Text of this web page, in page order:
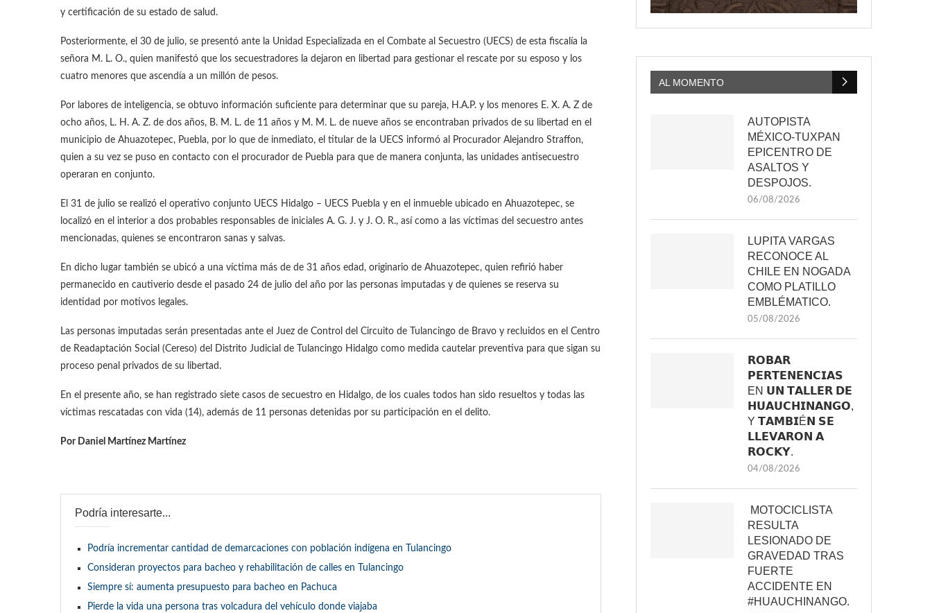
y certificación de su estado de salud.
Posteriormente, el 30 de julio, se presentó ante la Unidad Especializada en el Combate al Secuestro (UECS) de esta fiscalía la
señora M. L. O., quien manifestó que los secuestradores la dejaron en libertad para gestionar el rescate por su esposo y los
cuatro menores que ascendía a un millón de pesos.
Por labores de inteligencia, se obtuvo información suficiente para determinar que su pareja, H.A.P. y los menores E. X. A. Z de
ocho años, L. H. A. Z. de dos años, B. M. L. de 11 años y M. M. L. de nueve años se encontraban privados de su libertad en el
municipio de Ahuazotepec, Puebla, por lo que de inmediato, el titular de la UECS informó al Procurador Alejandro Straffon,
quien a su vez se puso en contacto con el procurador de Puebla para que de manera conjunta, las unidades antisecuestro
operaran en conjunto.
El 31 de julio se realizó el operativo conjunto UECS Hidalgo – UECS Puebla y en el inmueble ubicado en Ahuazotepec, se
localizó en el interior a dos probables responsables de iniciales A. G. J. y J. O. R., así como a las víctimas del secuestro antes
mencionadas, quienes se encontraron sanas y salvas.
En dicho lugar también se ubicó a una víctima más de de 31 años edad, originario de Ahuazotepec, quien refirió haber
permanecido en cautiverio desde el pasado 24 de julio del año por las personas imputadas y de quienes se reserva su
identidad por motivos legales.
Las personas imputadas serán presentadas ante el Juez de Control del Circuito de Tulancingo de Bravo y recluidos en el Centro
de Readaptación Social (Cereso) del Distrito Judicial de Tulancingo Hidalgo como medida cautelar preventiva para que sigan su
proceso penal privados de su libertad.
En el presente año, se han registrado siete casos de secuestro en Hidalgo, de los cuales todos han sido resueltos y todas las
víctimas rescatadas con vida (14), además de 11 personas detenidas por su participación en el delito.
Por Daniel Martínez Martínez
Podría interesarte...
Podría incrementar cantidad de demarcaciones con población indígena en Tulancingo
Consideran proyectos para bacheo y rehabilitación de calles en Tulancingo
Siempre sí: aumenta presupuesto para bacheo en Pachuca
Pierde la vida una persona tras volcadura del vehículo donde viajaba
AL MOMENTO
AUTOPISTA
MÉXICO-TUXPAN
EPICENTRO DE
ASALTOS Y
DESPOJOS.
06/08/2026
LUPITA VARGAS
RECONOCE AL
CHILE EN NOGADA
COMO PLATILLO
EMBLÉMATICO.
05/08/2026
𝗥𝗢𝗕𝗔𝗥
𝗣𝗘𝗥𝗧𝗘𝗡𝗘𝗡𝗖𝗜𝗔𝗦
EN 𝗨𝗡 𝗧𝗔𝗟𝗟𝗘𝗥 𝗗𝗘
𝗛𝗨𝗔𝗨𝗖𝗛𝗜𝗡𝗔𝗡𝗚𝗢,
Y 𝗧𝗔𝗠𝗕𝗜É𝗡 𝗦𝗘
𝗟𝗟𝗘𝗩𝗔𝗥𝗢𝗡 𝗔
𝗥𝗢𝗖𝗞𝗬.
04/08/2026
MOTOCICLISTA
RESULTA
LESIONADO DE
GRAVEDAD TRAS
FUERTE
ACCIDENTE EN
#HUAUCHINANGO.